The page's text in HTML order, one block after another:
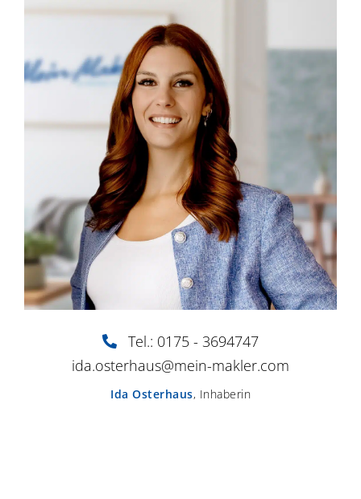
Tel.: 0175 - 3694747
ida.osterhaus@mein-makler.com
Ida Osterhaus, Inhaberin